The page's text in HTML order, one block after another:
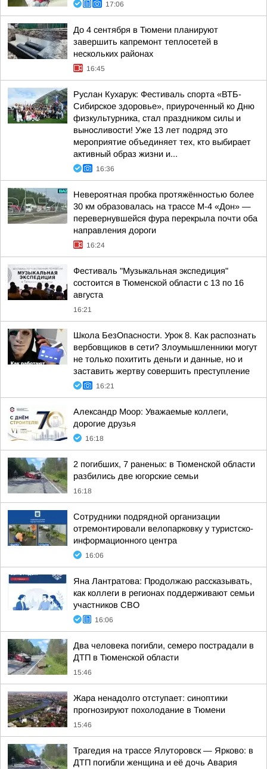
17:06
До 4 сентября в Тюмени планируют
завершить капремонт теплосетей в
нескольких районах
16:45
Руслан Кухарук: Фестиваль спорта «ВТБ-
Сибирское здоровье», приуроченный ко Дню
физкультурника, стал праздником силы и
выносливости! Уже 13 лет подряд это
мероприятие объединяет тех, кто выбирает
активный образ жизни и...
16:36
Невероятная пробка протяжённостью более
30 км образовалась на трассе М-4 «Дон» —
перевернувшейся фура перекрыла почти оба
направления дороги
16:24
Фестиваль "Музыкальная экспедиция"
состоится в Тюменской области с 13 по 16
августа
16:21
Школа БезОпасности. Урок 8. Как распознать
вербовщиков в сети? Злоумышленники могут
не только похитить деньги и данные, но и
заставить жертву совершить преступление
16:21
Александр Моор: Уважаемые коллеги,
дорогие друзья
16:18
2 погибших, 7 раненых: в Тюменской области
разбились две югорские семьи
16:18
Сотрудники подрядной организации
отремонтировали велопарковку у туристско-
информационного центра
16:06
Яна Лантратова: Продолжаю рассказывать,
как коллеги в регионах поддерживают семьи
участников СВО
16:06
Два человека погибли, семеро пострадали в
ДТП в Тюменской области
15:46
Жара ненадолго отступает: синоптики
прогнозируют похолодание в Тюмени
15:46
Трагедия на трассе Ялуторовск — Ярково: в
ДТП погибли женщина и её дочь Авария